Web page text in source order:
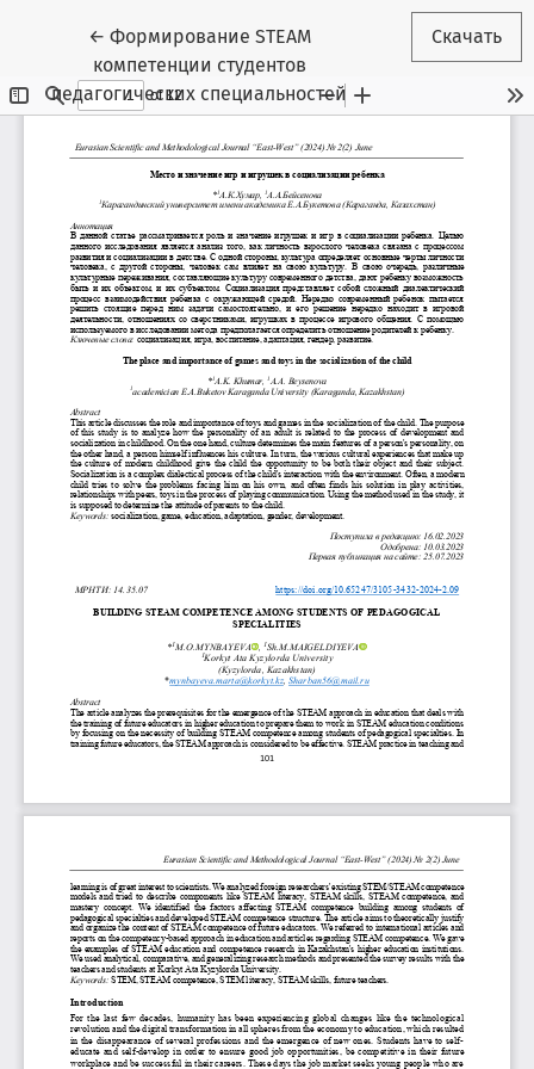
← Вернуться к Подробностям о статье
Формирование STEAM
компетенции студентов
педагогических специальностей
Скачать